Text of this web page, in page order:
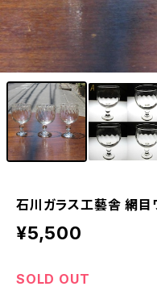
石川ガラス工藝舎 網目
¥5,500
SOLD OUT